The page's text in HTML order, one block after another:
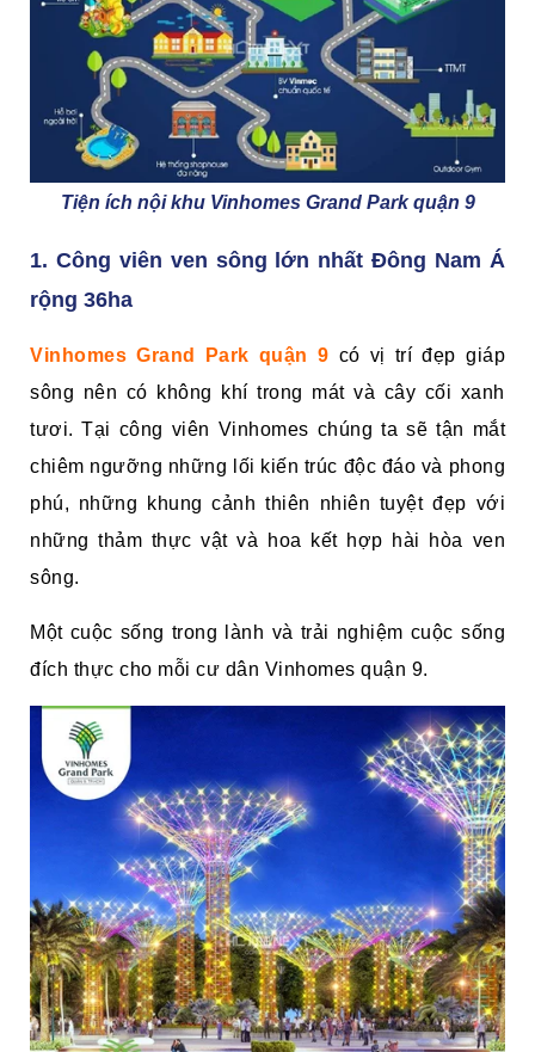
Tiện ích nội khu Vinhomes Grand Park quận 9
1. Công viên ven sông lớn nhất Đông Nam Á
rộng 36ha
Vin homes Grand Park quận 9 có vị trí đẹp giáp
sông nên có không khí trong mát và cây cối xanh
tươi. Tại công viên Vinhomes chúng ta sẽ tận mắt
chiêm ngưỡng những lối kiến trúc độc đáo và phong
phú, những khung cảnh thiên nhiên tuyệt đẹp với
những thảm thực vật và hoa kết hợp hài hòa ven
sông.
Một cuộc sống trong lành và trải nghiệm cuộc sống
đích thực cho mỗi cư dân Vinhomes quận 9.